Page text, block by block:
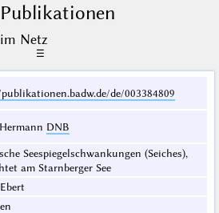
Publikationen
im Netz
☰
de/003384809
DNB
Seespiegelschwankungen (Seiches),
am Starnberger See